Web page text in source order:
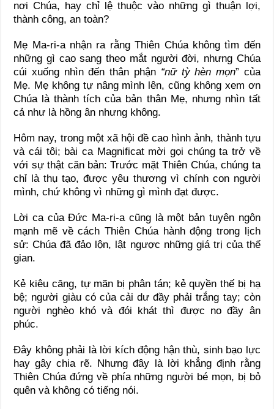
nơi Chúa, hay chỉ lệ thuộc vào những gì thuận lợi,
thành công, an toàn?
Mẹ Ma-ri-a nhận ra rằng Thiên Chúa không tìm đến
những gì cao sang theo mắt người đời, nhưng Chúa
cúi xuống nhìn đến thân phận “nữ tỳ hèn mọn” của
Mẹ. Mẹ không tự nâng mình lên, cũng không xem ơn
Chúa là thành tích của bản thân Mẹ, nhưng nhìn tất
cả như là hồng ân nhưng không.
Hôm nay, trong một xã hội đề cao hình ảnh, thành tựu
và cái tôi; bài ca Magnificat mời gọi chúng ta trở về
với sự thật căn bản: Trước mặt Thiên Chúa, chúng ta
chỉ là thụ tạo, được yêu thương vì chính con người
mình, chứ không vì những gì mình đạt được.
Lời ca của Đức Ma-ri-a cũng là một bản tuyên ngôn
mạnh mẽ về cách Thiên Chúa hành động trong lịch
sử: Chúa đã đảo lộn, lật ngược những giá trị của thế
gian.
Kẻ kiêu căng, tự mãn bị phân tán; kẻ quyền thế bị hạ
bệ; người giàu có của cải dư đầy phải trắng tay; còn
người nghèo khó và đói khát thì được no đầy ân
phúc.
Đây không phải là lời kích động hận thù, sinh bạo lực
hay gây chia rẽ. Nhưng đây là lời khẳng định rằng
Thiên Chúa đứng về phía những người bé mọn, bị bỏ
quên và không có tiếng nói.